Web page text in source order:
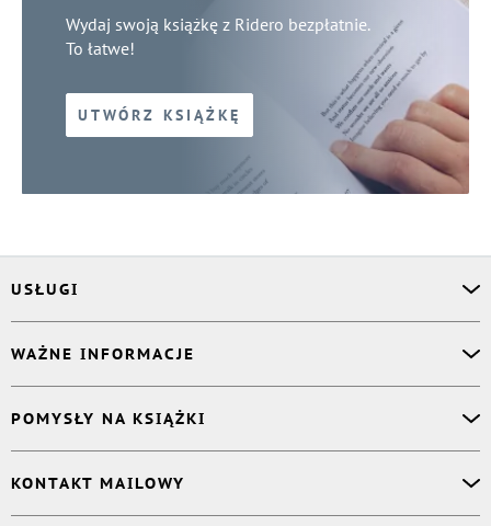
Wydaj swoją książkę z Ridero bezpłatnie.
To łatwe!
UTWÓRZ KSIĄŻKĘ
USŁUGI
Korektor
Projektant okładki
Druk Twojej książki
Publikacja
WAŻNE INFORMACJE
Książki Ridero
Pomoc
Polityka prywatności
POMYSŁY NA KSIĄŻKI
Dzienniczek malucha
Książka eksperta
KONTAKT MAILOWY